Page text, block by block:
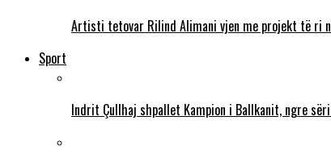
Artisti tetovar Rilind Alimani vjen me projekt të ri
Sport
Indrit Çullhaj shpallet Kampion i Ballkanit, ngre